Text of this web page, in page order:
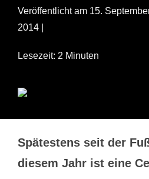
Veröffentlicht am 15.
2014 |
Lesezeit: 2 Minuten
Spätestens seit der
diesem Jahr ist eine